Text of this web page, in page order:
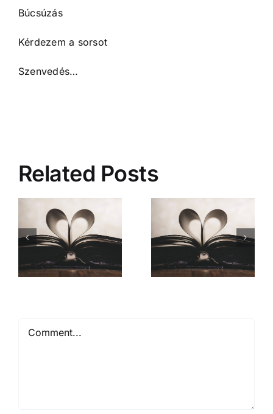
Búcsúzás
Kérdezem a sorsot
Szenvedés…
Related Posts